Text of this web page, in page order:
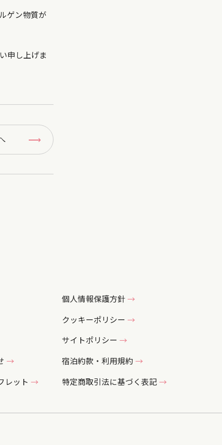
ゲン物質が
申し上げま
個人情報保護方針
クッキーポリシー
サイトポリシー
宿泊約款・利用規約
レット
特定商取引法に基づく表記